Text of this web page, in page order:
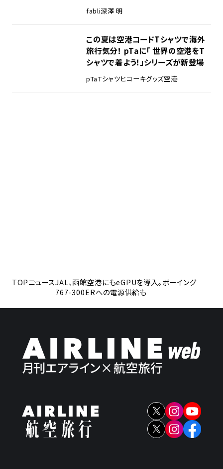
fabli深澤 明
この夏は空港コードTシャツで海外
旅行気分！ pTaに「 世界の空港をT
シャツで着よう！」シリーズが新登場
pTaTシャツヒコーキグッズ空港
TOPニュースJAL、函館空港にもeGPUを導入。ボーイング
767-300ERへの電源供給も